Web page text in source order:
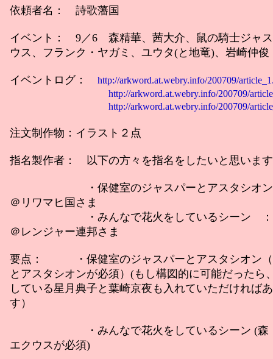
依頼者名： 詩歌藩国
イベント： 9／6 森精華、茜大介、鼠の騎士ジャ
ウス、フランク・ヤガミ、ユウタ(と地竜)、岩崎仲俊
イベントログ： http://arkword.at.webry.info/200709/
http://arkword.at.webry.info/200709/
http://arkword.at.webry.info/200709/
注文制作物：イラスト２点
指名製作者： 以下の方々を指名をしたいと思いま
・保健室のジャスパーとアスタシオン
＠リワマヒ国さま
・みんなで花火をしているシーン ：萩
＠レンジャー連邦さま
要点： ・保健室のジャスパーとアスタシオン（
とアスタシオンが必須）(もし構図的に可能だったら
している星月典子と葉崎京夜も入れていただければ
す）
・みんなで花火をしているシーン (森・
エクウスが必須)